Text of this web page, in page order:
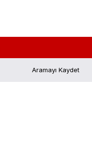
Aramayı Kaydet